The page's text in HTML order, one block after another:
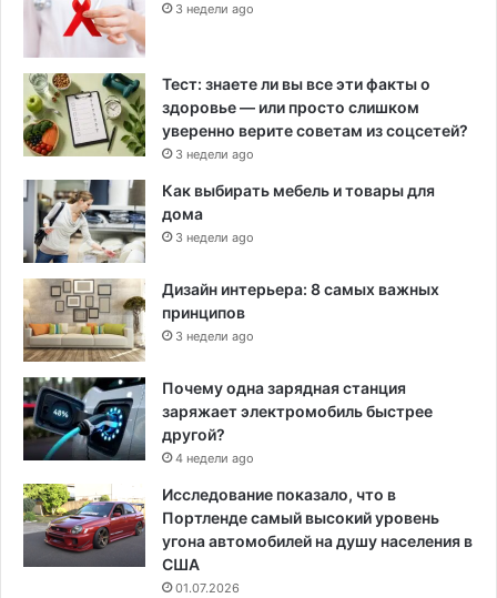
3 недели ago
Тест: знаете ли вы все эти факты о
здоровье — или просто слишком
уверенно верите советам из соцсетей?
3 недели ago
Как выбирать мебель и товары для
дома
3 недели ago
Дизайн интерьера: 8 самых важных
принципов
3 недели ago
Почему одна зарядная станция
заряжает электромобиль быстрее
другой?
4 недели ago
Исследование показало, что в
Портленде самый высокий уровень
угона автомобилей на душу населения в
США
01.07.2026